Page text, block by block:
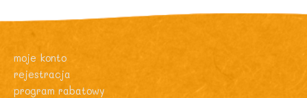
moje konto
rejestracja
program rabatowy